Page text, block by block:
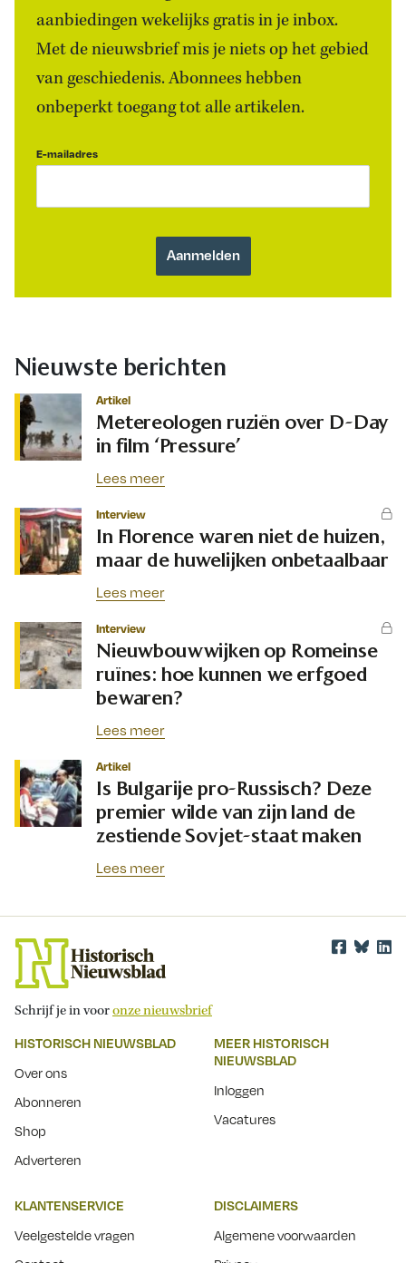
aanbiedingen wekelijks gratis in je inbox.
Met de nieuwsbrief mis je niets op het gebied
van geschiedenis. Abonnees hebben
onbeperkt toegang tot alle artikelen.
E-mailadres
Nieuwste berichten
Artikel
Metereologen ruziën over D-Day
in film ‘Pressure’
Lees meer
Interview
In Florence waren niet de huizen,
maar de huwelijken onbetaalbaar
Lees meer
Interview
Nieuwbouwwijken op Romeinse
ruïnes: hoe kunnen we erfgoed
bewaren?
Lees meer
Artikel
Is Bulgarije pro-Russisch? Deze
premier wilde van zijn land de
zestiende Sovjet-staat maken
Lees meer
Schrijf je in vooronze nieuwsbrief
HISTORISCH NIEUWSBLAD
Over ons
Abonneren
Shop
Adverteren
MEER HISTORISCH
NIEUWSBLAD
Inloggen
Vacatures
KLANTENSERVICE
Veelgestelde vragen
DISCLAIMERS
Algemene voorwaarden